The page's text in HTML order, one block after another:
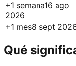
+1 semana16 ago
2026
+1 mes8 sept 2026
Qué